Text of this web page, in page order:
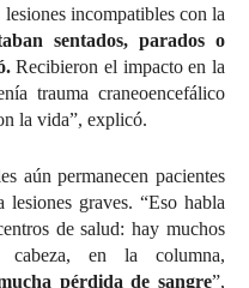
incompatibles con la
sentados, parados o
Recibieron el impacto en la
trauma craneoencefálico
la vida”, explicó.
aún permanecen pacientes
graves. “Eso habla
de salud: hay muchos
en la columna,
pérdida de sangre”,